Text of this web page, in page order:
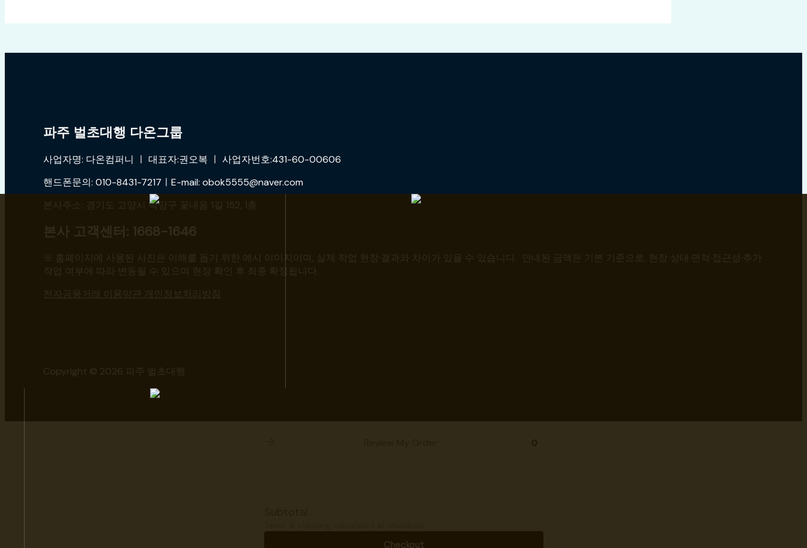
파주 벌초대행 다온그룹
사업자명: 다온컴퍼니 ㅣ 대표자:권오복 ㅣ 사업자번호:431-60-00606
핸드폰문의: 010-8431-7217ㅣE-mail: obok5555@naver.com
본사주소: 경기도 고양시 덕양구 꽃내음 1길 152, 1층
본사 고객센터: 1668-1646
※ 홈페이지에 사용된 사진은 이해를 돕기 위한 예시 이미지이며, 실제 작업 현장·결과와 차이가 있을 수 있습니다. 안내된 금액은 기본 기준으로, 현장 상태·면적·접근성·추가
작업 여부에 따라 변동될 수 있으며 현장 확인 후 최종 확정됩니다.
전자금융거래 이용약관 개인정보처리방침
Copyright © 2026 파주 벌초대행
0
Checkout